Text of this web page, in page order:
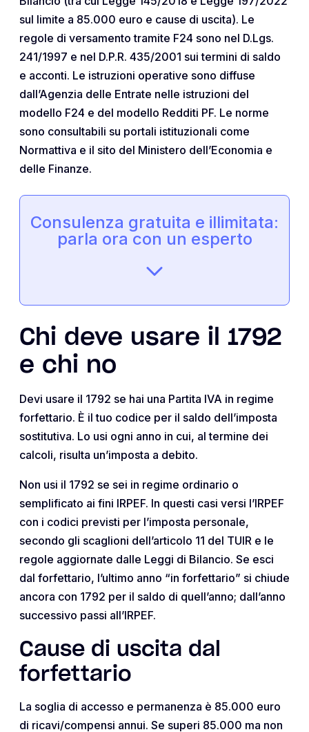
sul limite a 85.000 euro e cause di uscita). Le
regole di versamento tramite F24 sono nel D.Lgs.
241/1997 e nel D.P.R. 435/2001 sui termini di saldo
e acconti. Le istruzioni operative sono diffuse
dall’Agenzia delle Entrate nelle istruzioni del
modello F24 e del modello Redditi PF. Le norme
sono consultabili su portali istituzionali come
Normattiva e il sito del Ministero dell’Economia e
delle Finanze.
Consulenza gratuita e illimitata:
parla ora con un esperto
Chi deve usare il 1792
e chi no
Devi usare il 1792 se hai una Partita IVA in regime
forfettario. È il tuo codice per il saldo dell’imposta
sostitutiva. Lo usi ogni anno in cui, al termine dei
calcoli, risulta un’imposta a debito.
Non usi il 1792 se sei in regime ordinario o
semplificato ai fini IRPEF. In questi casi versi l’IRPEF
con i codici previsti per l’imposta personale,
secondo gli scaglioni dell’articolo 11 del TUIR e le
regole aggiornate dalle Leggi di Bilancio. Se esci
dal forfettario, l’ultimo anno “in forfettario” si chiude
ancora con 1792 per il saldo di quell’anno; dall’anno
successivo passi all’IRPEF.
Cause di uscita dal
forfettario
La soglia di accesso e permanenza è 85.000 euro
di ricavi/compensi annui. Se superi 85.000 ma non